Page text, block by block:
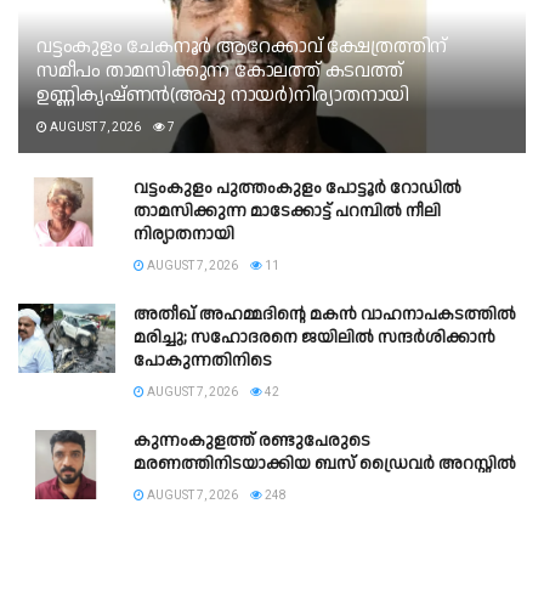
വട്ടംകുളം ചേകനൂർ ആറേക്കാവ് ക്ഷേത്രത്തിന്
സമീപം താമസിക്കുന്ന കോലത്ത് കടവത്ത്
ഉണ്ണികൃഷ്ണൻ(അപ്പു നായർ)നിര്യാതനായി
AUGUST 7, 2026 7
വട്ടംകുളം പുത്തംകുളം പോട്ടൂർ റോഡിൽ
താമസിക്കുന്ന മാടേക്കാട്ട് പറമ്പിൽ നീലി
നിര്യാതനായി
AUGUST 7, 2026 11
അതീഖ് അഹമ്മദിന്റെ മകൻ വാഹനാപകടത്തിൽ
മരിച്ചു; സഹോദരനെ ജയിലിൽ സന്ദർശിക്കാൻ
പോകുന്നതിനിടെ
AUGUST 7, 2026 42
കുന്നംകുളത്ത് രണ്ടുപേരുടെ
മരണത്തിനിടയാക്കിയ ബസ് ഡ്രൈവർ അറസ്റ്റിൽ
AUGUST 7, 2026 248